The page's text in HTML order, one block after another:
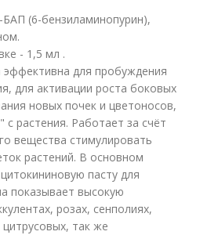
(6-бензиламинопурин),
- 1,5 мл .
эффективна для пробуждения
для активации роста боковых
новых почек и цветоносов,
с растения. Работает за счёт
вещества стимулировать
растений. В основном
пасту для
показывает высокую
розах, сенполиях,
цитрусовых, так же